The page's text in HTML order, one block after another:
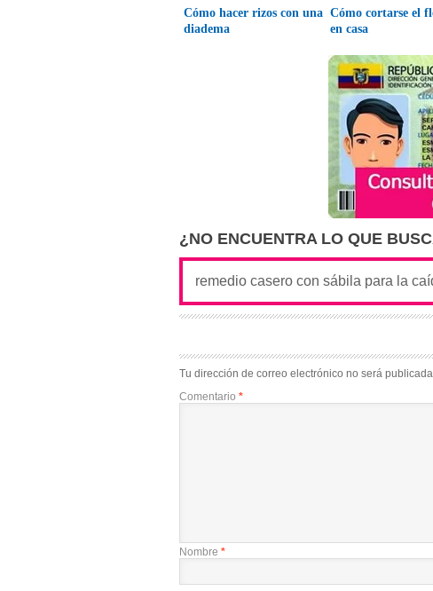
Cómo hacer rizos con una
diadema
Cómo cortarse el
en casa
¿NO ENCUENTRA LO QUE
Tu dirección de correo electrónico no será
Comentario*
Nombre*